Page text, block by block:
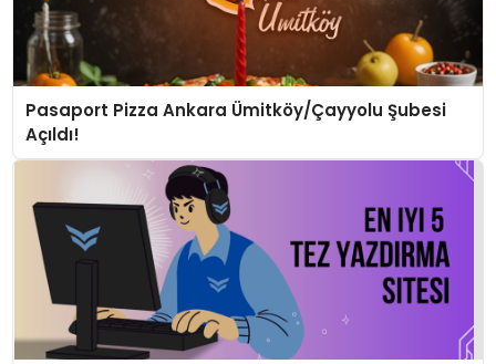
Pasaport Pizza Ankara Ümitköy/Çayyolu Şubesi
Açıldı!